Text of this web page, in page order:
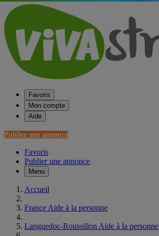
Favoris
Mon compte
Aide
Publier une annonce
Favoris
Publier une annonce
Menu
Accueil
France Aide à la personne
Languedoc-Roussillon Aide à la personne